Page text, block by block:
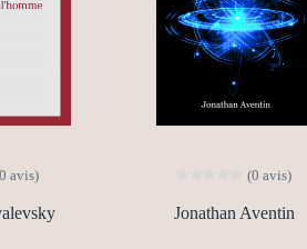
avis) (0 avis)
Jonathan Aventin